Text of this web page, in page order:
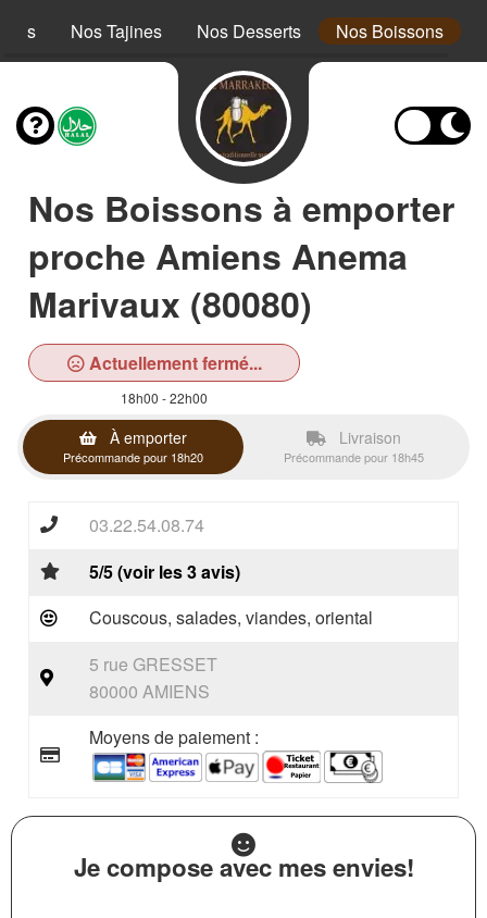
Nos Tajines Nos Desserts Nos Boissons
Nos Boissons à emporter
proche Amiens Anema
Marivaux (80080)
Actuellement fermé...
18h00 - 22h00
À emporter
Précommande pour 18h20
Livraison
Précommande pour 18h45
03.22.54.08.74
5/5 (voir les 3 avis)
Couscous, salades, viandes, oriental
5 rue GRESSET
80000 AMIENS
Moyens de paiement :
Je compose avec mes envies!